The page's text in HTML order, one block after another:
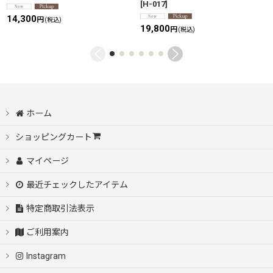
14,300円(税込)
[H-017]
19,800円(税込)
ホーム
ショッピングカート
マイページ
最近チェックしたアイテム
特定商取引法表示
ご利用案内
Instagram